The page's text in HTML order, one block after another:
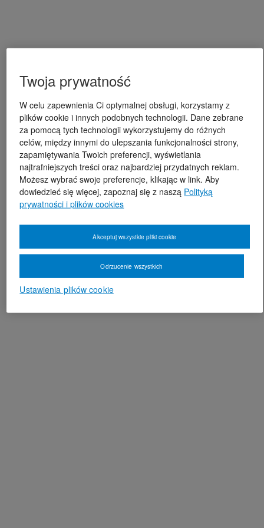
Twoja prywatność
W celu zapewnienia Ci optymalnej obsługi, korzystamy z
plików cookie i innych podobnych technologii. Dane zebrane
za pomocą tych technologii wykorzystujemy do różnych
celów, między innymi do ulepszania funkcjonalności strony,
zapamiętywania Twoich preferencji, wyświetlania
najtrafniejszych treści oraz najbardziej przydatnych reklam.
Możesz wybrać swoje preferencje, klikając w link. Aby
dowiedzieć się więcej, zapoznaj się z naszą Polityką
prywatności i plików cookies
Ustawienia plików cookie
Odrzucenie wszystkich
Akceptuj wszystkie pliki cookie